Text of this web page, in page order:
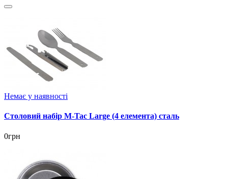
Немає у наявності
Столовий набір M-Tac Large (4 елемента) сталь
0грн